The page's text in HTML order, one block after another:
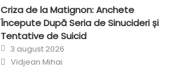
Criza de la Matignon: Anchete
Începute După Seria de Sinucideri și
Tentative de Suicid
Posted
on
3 august 2026
Author
Vidjean Mihai